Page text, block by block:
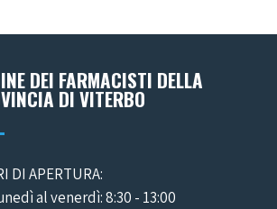
DEI FARMACISTI DELLA
DI VITERBO
DI APERTURA:
al venerdì: 8:30 - 13:00